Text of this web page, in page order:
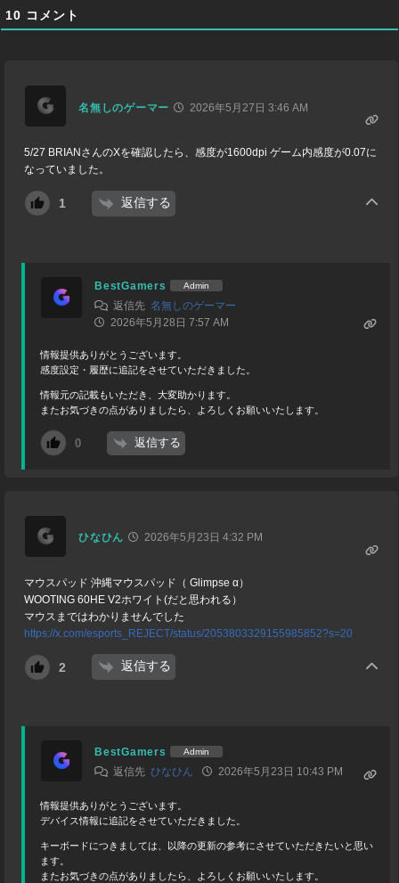
10 コメント
名無しのゲーマー 2026年5月27日 3:46 AM
5/27 BRIANさんのXを確認したら、感度が1600dpi ゲーム内感度が0.07に
なっていました。
1 返信する
BestGamers Admin
返信先名無しのゲーマー
2026年5月28日 7:57 AM
情報提供ありがとうございます。
感度設定・履歴に追記をさせていただきました。
情報元の記載もいただき、大変助かります。
またお気づきの点がありましたら、よろしくお願いいたします。
0 返信する
ひなひん 2026年5月23日 4:32 PM
マウスパッド 沖縄マウスパッド（ Glimpse α）
WOOTING 60HE V2ホワイト(だと思われる）
マウスまではわかりませんでした
https://x.com/esports_REJECT/status/2053803329155985852?s=20
2 返信する
BestGamers Admin
返信先ひなひん 2026年5月23日 10:43 PM
情報提供ありがとうございます。
デバイス情報に追記をさせていただきました。
キーボードにつきましては、以降の更新の参考にさせていただきたいと思い
ます。
またお気づきの点がありましたら、よろしくお願いいたします。